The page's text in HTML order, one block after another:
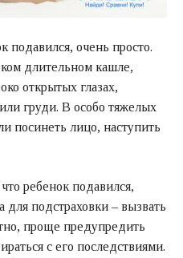
подавился, очень просто.
длительном кашле,
открытых глазах,
груди. В особо тяжелых
посинеть лицо, наступить
ребенок подавился,
подстраховки – вызвать
проще предупредить
с его последствиями.